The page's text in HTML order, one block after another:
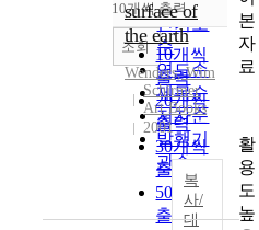
인기도
순
연도순
제목순
저자순
발행기
관순
내림차순
10개씩 출력
10개씩
출력
20개씩
출력
30개씩
출력
50개씩
출력
조회
surface of
the earth
Wenders, Wim
Schirmer
Art Books
2001
복
사/
대
본
자
료
활
용
도
높